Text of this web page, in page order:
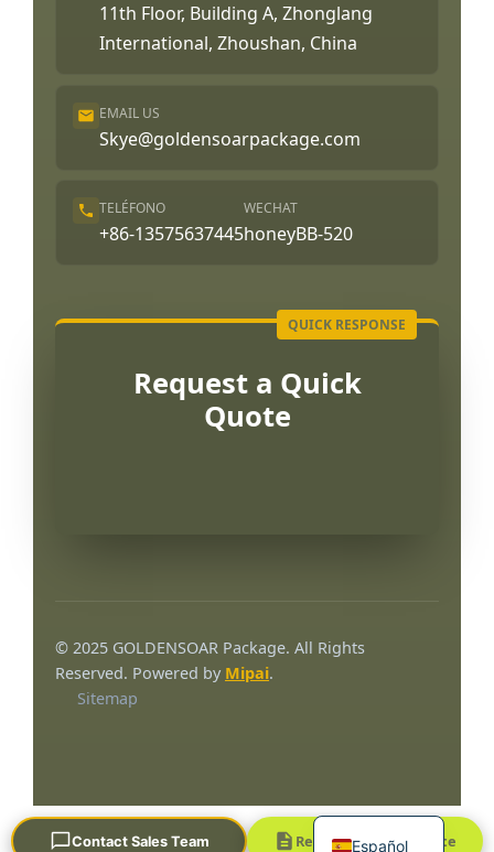
11th Floor, Building A, Zhonglang
International, Zhoushan, China
EMAIL US
Skye@goldensoarpackage.com
TELÉFONO
+86-13575637445
WECHAT
honeyBB-520
Request a Quick
Quote
© 2025 GOLDENSOAR Package. All Rights
Reserved. Powered by Mipai.
Sitemap
Contact Sales Team Request a Quick Quote
Español
English